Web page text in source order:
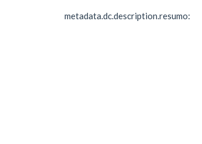
metadata.dc.description.resumo: